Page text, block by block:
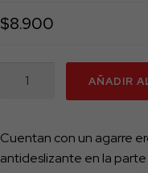
$8.900
Pinzas
X
24
AÑADIR
Cuentan con un agarre
antideslizante en la